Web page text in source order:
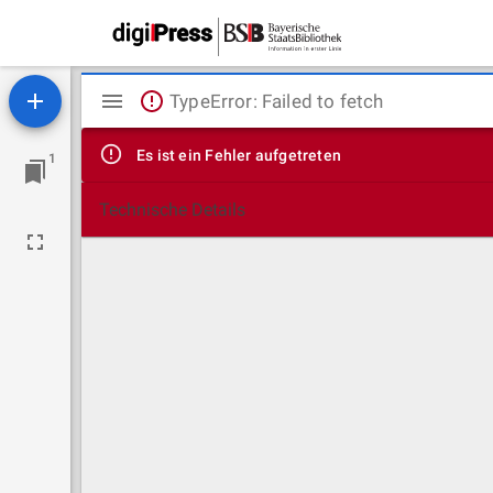
1
Mirador
Viewer
TypeError: Failed to fetch
Es ist ein Fehler aufgetreten
Technische Details